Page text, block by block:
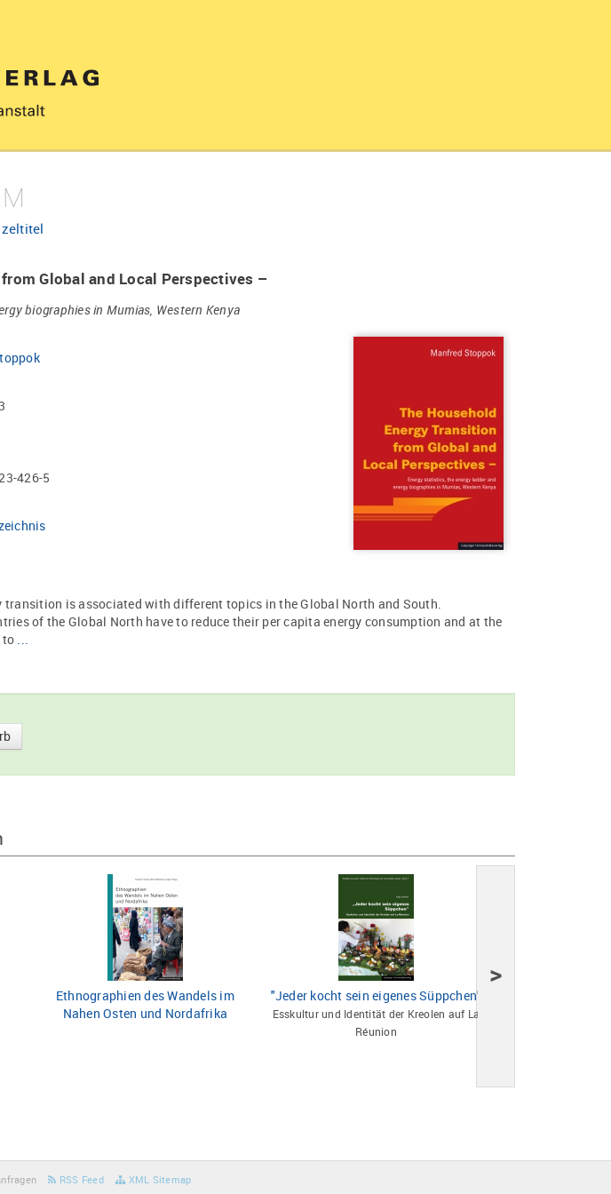
Global and Local Perspectives –
biographies in Mumias, Western Kenya
426-5
transition is associated with different topics in the Global North and South.
of the Global North have to reduce their per capita energy consumption and at the
to ...
Ethnographien des Wandels im
Nahen Osten und Nordafrika
"Jeder kocht sein eigenes Süppchen"
Esskultur und Identität der Kreolen auf La
Réunion
>
RSS Feed XML Sitemap